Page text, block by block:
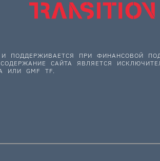
И ПОДДЕРЖИВАЕТСЯ ПРИ
САЙТА ЯВЛЯЕТСЯ
ИЛИ GMF TF.